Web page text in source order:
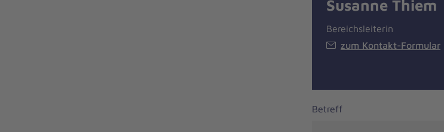
Susanne Thiem
Bereichsleiterin
zum Kontakt-Formular
Job
Betreff